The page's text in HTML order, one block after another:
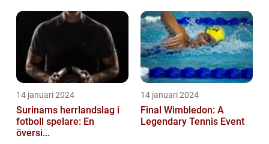
14 januari 2024
Surinams herrlandslag i
fotboll spelare: En
översi...
14 januari 2024
Final Wimbledon: A
Legendary Tennis Event